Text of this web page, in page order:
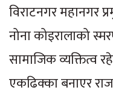
विराटनगर महानगर
नोना कोइरालाको
सामाजिक व्यक्तित्व
एकढिक्का बनाएर